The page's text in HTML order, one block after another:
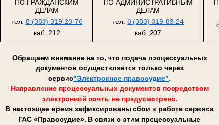
ПО ГРАЖДАНСКИМ
ДЕЛАМ
тел. 8 (383) 319-20-76
каб. 212
ПО АДМИНИСТРАТИВНЫМ
ДЕЛАМ
тел. 8 (383) 319-89-24
каб. 207
Обращаем внимание на то, что подача процессуальных
документов осуществляется только через
сервис"Электронное правосудие"
Направление процессуальных документов посредством
электронной почты не предусмотрено.
В настоящее время зафиксированы сбои в работе сервиса
ГАС «Правосудие». В связи с этим процессуальные